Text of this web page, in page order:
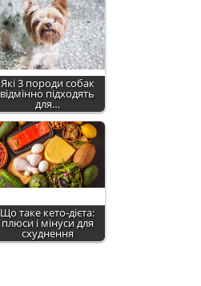
Які 3 породи собак
відмінно підходять
для…
Що таке кето-дієта:
плюси і мінуси для
схуднення